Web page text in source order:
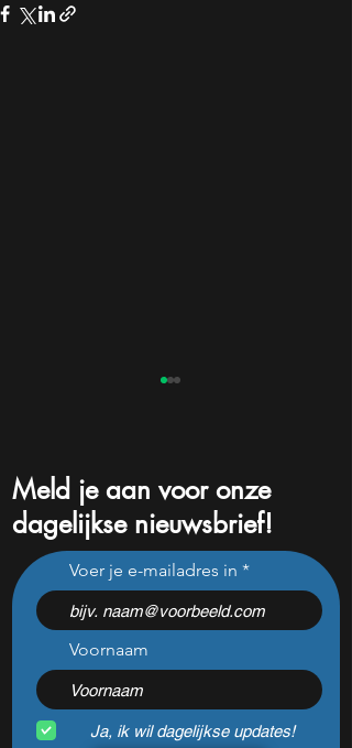
Rocket Lab jaagt op
SpaceX, maar maandag
kan één cijfer de droom
doorprikken?
Meld je aan voor onze
dagelijkse nieuwsbrief!
Voer je e-mailadres in
Voornaam
Ja, ik wil dagelijkse updates!